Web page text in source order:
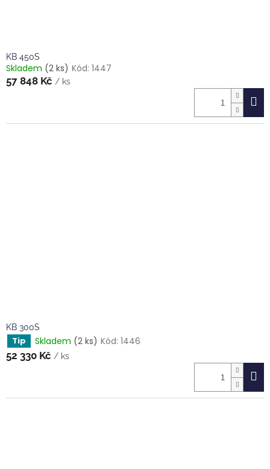
KB 450S
Skladem (2 ks) Kód: 1447
57 848 Kč / ks
KB 300S
Tip Skladem (2 ks) Kód: 1446
52 330 Kč / ks